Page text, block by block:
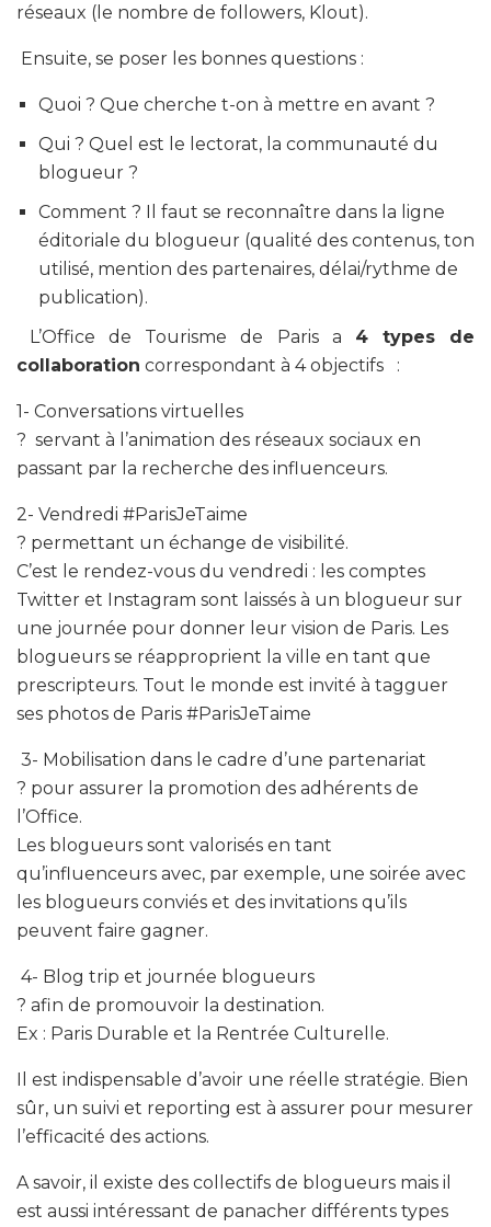
réseaux (le nombre de followers, Klout).
Ensuite, se poser les bonnes questions :
Quoi ? Que cherche t-on à mettre en avant ?
Qui ? Quel est le lectorat, la communauté du
blogueur ?
Comment ? Il faut se reconnaître dans la ligne
éditoriale du blogueur (qualité des contenus, ton
utilisé, mention des partenaires, délai/rythme de
publication).
L’Office de Tourisme de Paris a 4 types de
collaboration correspondant à 4 objectifs :
1- Conversations virtuelles
? servant à l’animation des réseaux sociaux en
passant par la recherche des influenceurs.
2- Vendredi #ParisJeTaime
? permettant un échange de visibilité.
C’est le rendez-vous du vendredi : les comptes
Twitter et Instagram sont laissés à un blogueur sur
une journée pour donner leur vision de Paris. Les
blogueurs se réapproprient la ville en tant que
prescripteurs. Tout le monde est invité à tagguer
ses photos de Paris #ParisJeTaime
3- Mobilisation dans le cadre d’une partenariat
? pour assurer la promotion des adhérents de
l’Office.
Les blogueurs sont valorisés en tant
qu’influenceurs avec, par exemple, une soirée avec
les blogueurs conviés et des invitations qu’ils
peuvent faire gagner.
4- Blog trip et journée blogueurs
? afin de promouvoir la destination.
Ex : Paris Durable et la Rentrée Culturelle.
Il est indispensable d’avoir une réelle stratégie. Bien
sûr, un suivi et reporting est à assurer pour mesurer
l’efficacité des actions.
A savoir, il existe des collectifs de blogueurs mais il
est aussi intéressant de panacher différents types